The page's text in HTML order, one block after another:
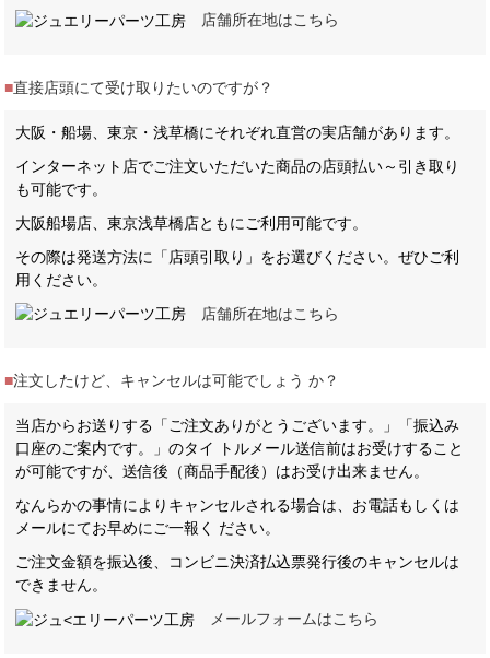
店舗所在地はこちら
■直接店頭にて受け取りたいのですが？
大阪・船場、東京・浅草橋にそれぞれ直営の実店舗があります。
インターネット店でご注文いただいた商品の店頭払い～引き取り
も可能です。
大阪船場店、東京浅草橋店ともにご利用可能です。
その際は発送方法に「店頭引取り」をお選びください。ぜひご利
用ください。
店舗所在地はこちら
■注文したけど、キャンセルは可能でしょう か？
当店からお送りする「ご注文ありがとうございます。」「振込み
口座のご案内です。」のタイ トルメール送信前はお受けすること
が可能ですが、送信後（商品手配後）はお受け出来ません。
なんらかの事情によりキャンセルされる場合は、お電話もしくは
メールにてお早めにご一報く ださい。
ご注文金額を振込後、コンビニ決済払込票発行後のキャンセルは
できません。
メールフォームはこちら